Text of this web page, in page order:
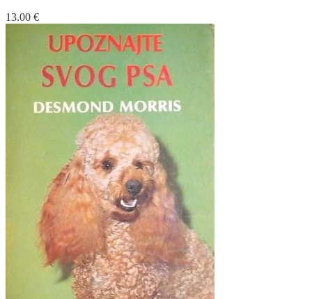
13.00 €